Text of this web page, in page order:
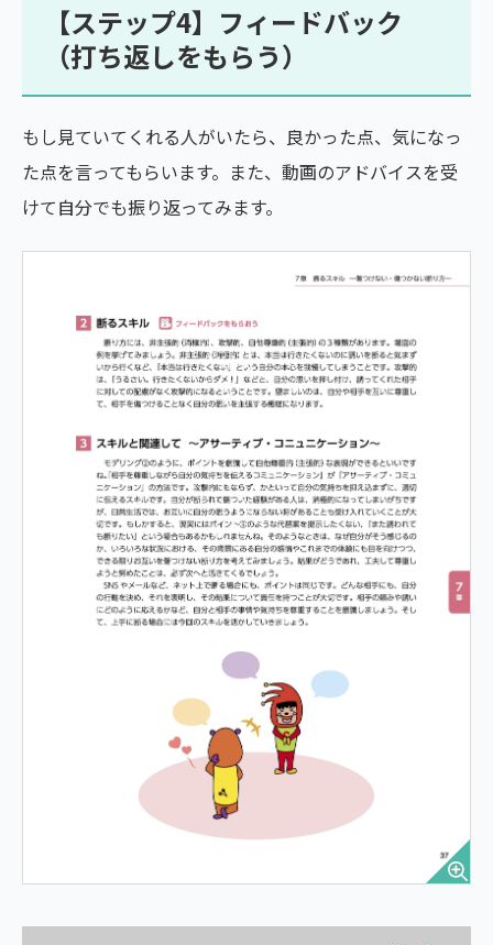
【ステップ4】フィードバック
（打ち返しをもらう）
もし見ていてくれる人がいたら、良かった点、気になっ
た点を言ってもらいます。また、動画のアドバイスを受
けて自分でも振り返ってみます。